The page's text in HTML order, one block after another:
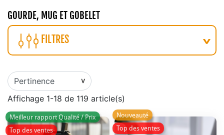
GOURDE, MUG ET GOBELET
FILTRES
Affichage 1-18 de 119 article(s)
Meilleur rapport Qualité / Prix
Top des ventes
Nouveauté
Top des ventes